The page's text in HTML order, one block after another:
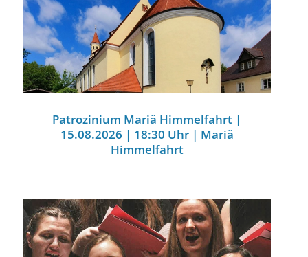
Patrozinium Mariä Himmelfahrt |
15.08.2026 | 18:30 Uhr | Mariä
Himmelfahrt